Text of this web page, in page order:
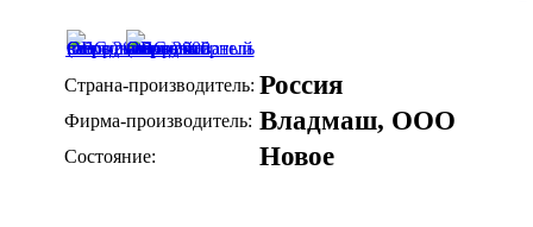
Страна-производитель: Россия
Фирма-производитель: Владмаш, ООО
Состояние: Новое